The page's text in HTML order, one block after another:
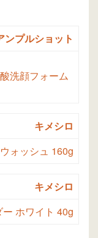
ンプルショット
洗顔フォーム
キメシロ
ォッシュ 160g
キメシロ
ホワイト 40g